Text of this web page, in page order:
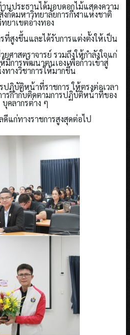
นประธานได้มอบดอกไม้แสดงความ
กัดมหาวิทยาลัยการกีฬาแห่งชาติ
ทยาเขตอ่างทอง
ที่สูงขึ้นและได้รับการแต่งตั้งให้เป็น
ยศาสตราจารย์ รวมถึงให้กำลังใจแก่
มีการพัฒนาตนเองเพื่อก้าวเข้าสู่
ทางวิชาการให้มากขึ้น
ปฏิบัติหน้าที่ราชการ ให้ตรงต่อเวลา
ารกำกับติดตามการปฏิบัติหน้าที่ของ
บุคลากรต่าง ๆ
ดีแก่ทางราชการสูงสุดต่อไป